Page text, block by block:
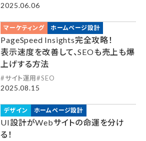
2025.06.06
マーケティング ホームページ設計
PageSpeed Insights完全攻略！
表示速度を改善して、SEOも売上も爆
上げする方法
サイト運用 SEO
2025.08.15
デザイン ホームページ設計
UI設計がWebサイトの命運を分け
る！